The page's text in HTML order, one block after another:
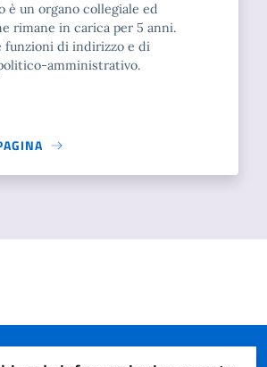
è un organo collegiale ed
rimane in carica per 5 anni.
funzioni di indirizzo e di
amministrativo.